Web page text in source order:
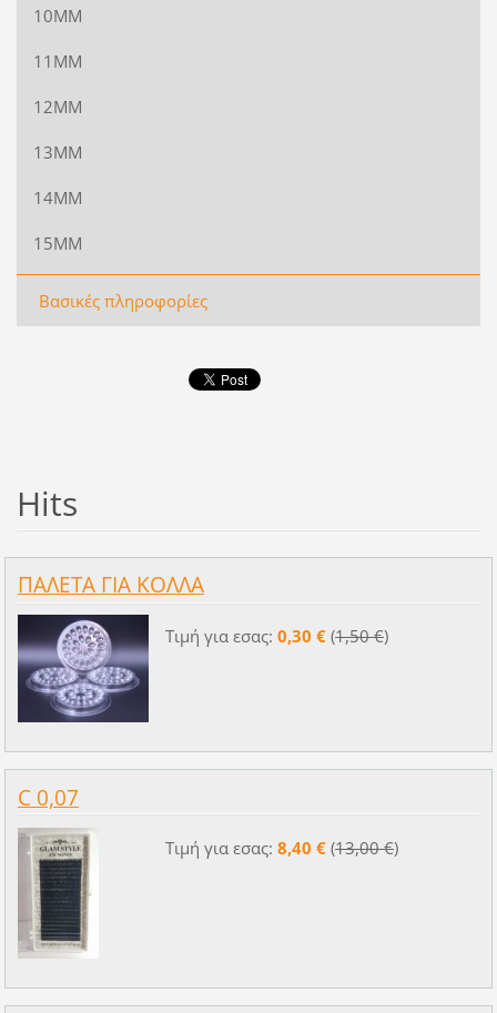
10ΜΜ
11ΜΜ
12ΜΜ
13ΜΜ
14ΜΜ
15ΜΜ
Βασικές πληροφορίες
Hits
ΠΑΛΕΤΑ ΓΙΑ ΚΟΛΛΑ
Τιμή για εσας: 0,30 €(1,50 €)
C 0,07
Τιμή για εσας: 8,40 €(13,00 €)